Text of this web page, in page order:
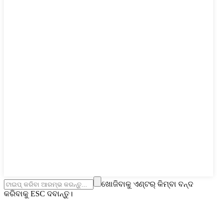
ଖୋଜିବାକୁ ଏଣ୍ଟର୍ କିମ୍ବା ବନ୍ଦ
କରିବାକୁ ESC ଦବାନ୍ତୁ।